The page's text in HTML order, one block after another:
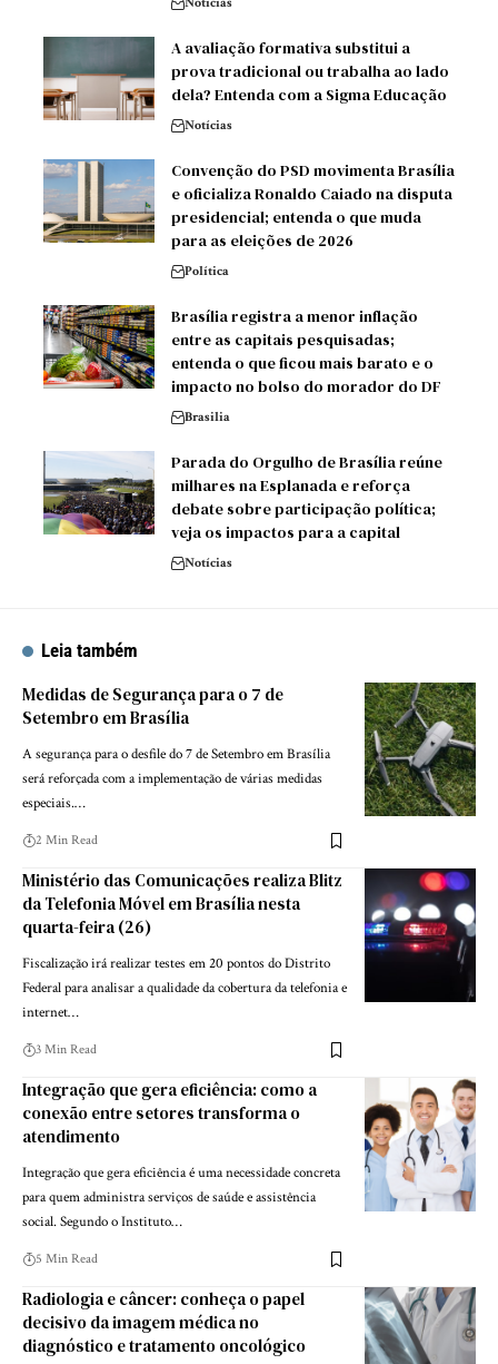
A avaliação formativa substitui a
prova tradicional ou trabalha ao lado
dela? Entenda com a Sigma Educação
Notícias
Convenção do PSD movimenta Brasília
e oficializa Ronaldo Caiado na disputa
presidencial; entenda o que muda
para as eleições de 2026
Política
Brasília registra a menor inflação
entre as capitais pesquisadas;
entenda o que ficou mais barato e o
impacto no bolso do morador do DF
Brasilia
Parada do Orgulho de Brasília reúne
milhares na Esplanada e reforça
debate sobre participação política;
veja os impactos para a capital
Notícias
Leia também
Medidas de Segurança para o 7 de
Setembro em Brasília
A segurança para o desfile do 7 de Setembro em Brasília
será reforçada com a implementação de várias medidas
especiais.…
2 Min Read
Ministério das Comunicações realiza Blitz
da Telefonia Móvel em Brasília nesta
quarta-feira (26)
Fiscalização irá realizar testes em 20 pontos do Distrito
Federal para analisar a qualidade da cobertura da telefonia e
internet…
3 Min Read
Integração que gera eficiência: como a
conexão entre setores transforma o
atendimento
Integração que gera eficiência é uma necessidade concreta
para quem administra serviços de saúde e assistência
social. Segundo o Instituto…
5 Min Read
Radiologia e câncer: conheça o papel
decisivo da imagem médica no
diagnóstico e tratamento oncológico